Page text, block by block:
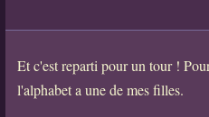
Et c'est reparti pour un tour !
l'alphabet a une de mes filles.